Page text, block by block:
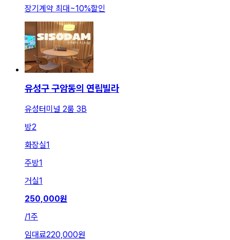
장기계약 최대 ~10%할인
유성구 구암동의 연립빌라
유성터미널 2룸 3B
방2
화장실1
주방1
거실1
250,000원
/1주
임대료220,000원